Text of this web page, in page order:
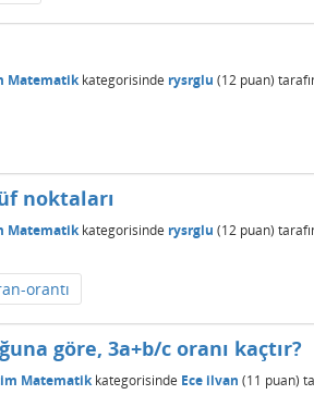
Matematikkategorisinde rysrglu (12 puan)
noktaları
Matematikkategorisinde rysrglu (12 puan)
orantı
göre, 3a+b/c oranı kaçtır?
Matematikkategorisinde Ece ilvan (11 puan)